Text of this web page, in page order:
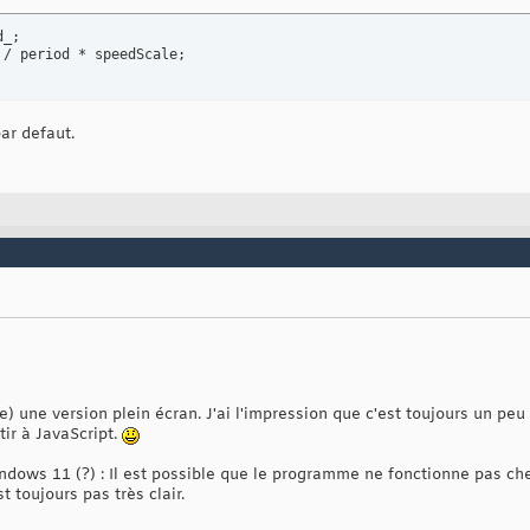
* speedScale;
defaut.
une version plein écran. J'ai l'impression que c'est toujours un
à JavaScript.
11 (?) : Il est possible que le programme ne fonctionne pas
toujours pas très clair.